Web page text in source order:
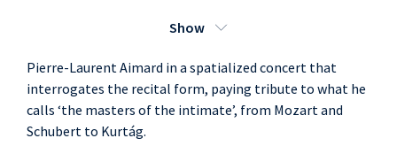
Ländler n° 9, n° 7, n° 4, n°
(extrait de 38 Valses, Ländler
et Ecossaises D 145 op. 18)
Valses sentimentales D
779 Op. 50, n° 13
Ländler n° 13
Show
Pierre-Laurent Aimard in a spatialized concert that
interrogates the recital form, paying tribute to what he
calls ‘the masters of the intimate’, from Mozart and
Schubert to Kurtág.